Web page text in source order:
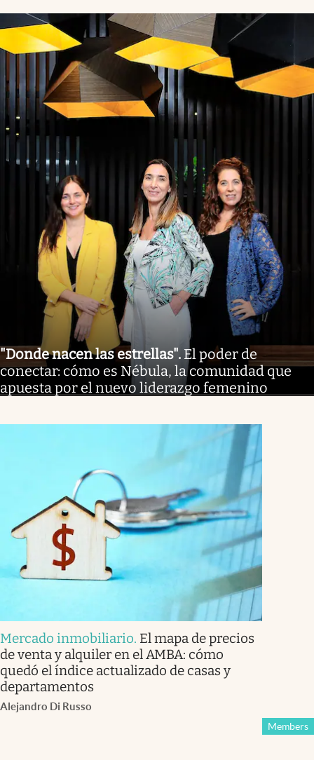
"Donde nacen las estrellas". El poder de
conectar: cómo es Nébula, la comunidad que
apuesta por el nuevo liderazgo femenino
Mercado inmobiliario. El mapa de precios
de venta y alquiler en el AMBA: cómo
quedó el índice actualizado de casas y
departamentos
Alejandro Di Russo
Members